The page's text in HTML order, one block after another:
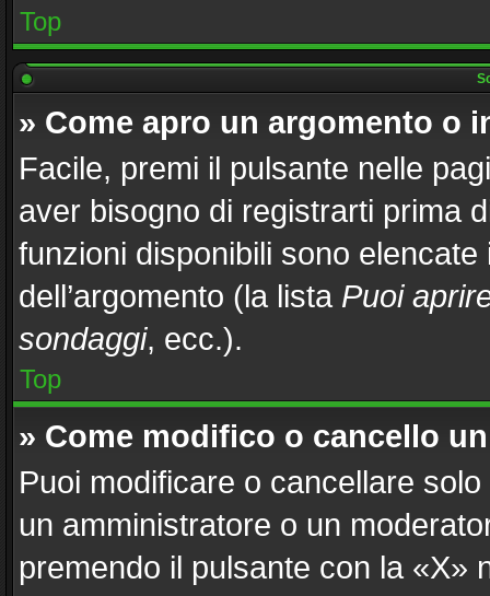
Top
» Come apro un argomento o
Facile, premi il pulsante nelle
aver bisogno di registrarti prima
funzioni disponibili sono
dell’argomento (la lista Puoi
sondaggi, ecc.).
Top
» Come modifico o cancello
Puoi modificare o cancellare
un amministratore o un
premendo il pulsante con la «X»